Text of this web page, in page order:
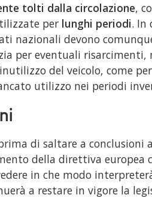
tolti dalla circolazione,
per lunghi periodi. In
nazionali devono
per eventuali risarcimenti,
del veicolo, come
utilizzo nei periodi
di saltare a conclusioni
della direttiva europea
in che modo
a restare in vigore la